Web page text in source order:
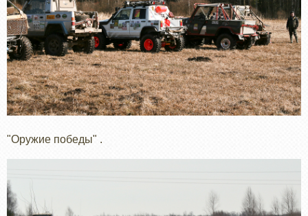
"Оружие победы" .